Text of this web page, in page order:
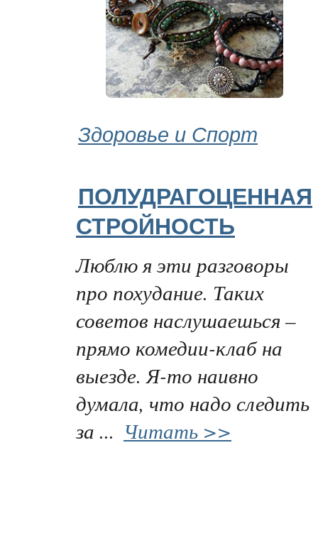
Здоровье и Спорт
ПОЛУДРАГОЦЕННАЯ
СТРОЙНОСТЬ
Люблю я эти разговоры
про похудание. Таких
советов наслушаешься –
прямо комедии-клаб на
выезде. Я-то наивно
думала, что надо следить
за ... Читать >>